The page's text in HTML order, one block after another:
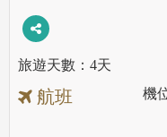
4天
航班 機